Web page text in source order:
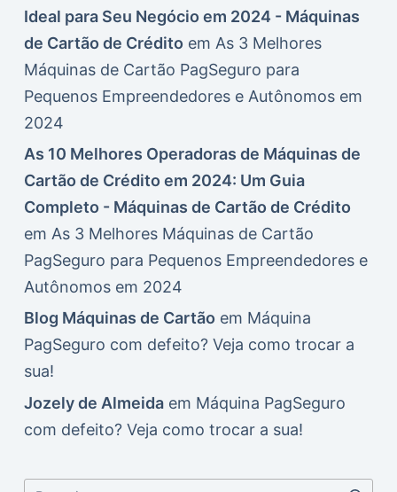
Ideal para Seu Negócio em 2024 - Máquinas
de Cartão de Crédito em As 3 Melhores
Máquinas de Cartão PagSeguro para
Pequenos Empreendedores e Autônomos em
2024
As 10 Melhores Operadoras de Máquinas de
Cartão de Crédito em 2024: Um Guia
Completo - Máquinas de Cartão de Crédito
em As 3 Melhores Máquinas de Cartão
PagSeguro para Pequenos Empreendedores e
Autônomos em 2024
Blog Máquinas de Cartão em Máquina
PagSeguro com defeito? Veja como trocar a
sua!
Jozely de Almeidaem Máquina PagSeguro
com defeito? Veja como trocar a sua!